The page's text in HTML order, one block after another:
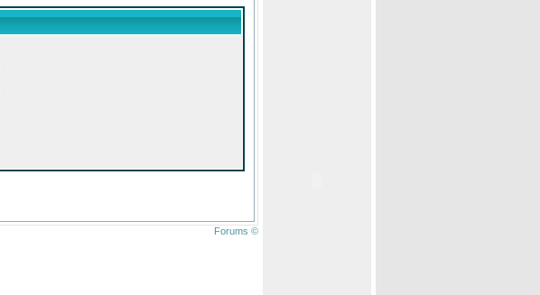
Forums ©